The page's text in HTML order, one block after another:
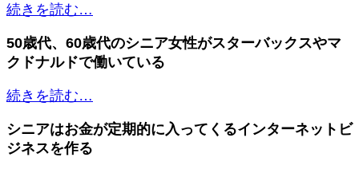
続きを読む…
50歳代、60歳代のシニア女性がスターバックスやマ
クドナルドで働いている
続きを読む…
シニアはお金が定期的に入ってくるインターネットビ
ジネスを作る